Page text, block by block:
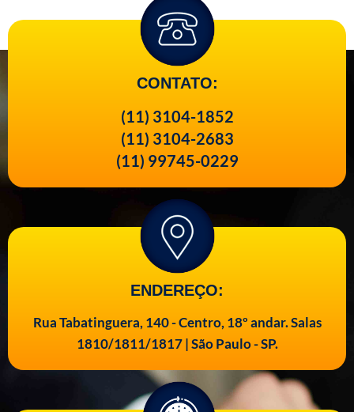
CONTATO:
(11) 3104-1852
(11) 3104-2683
(11) 99745-0229
ENDEREÇO:
Rua Tabatinguera, 140 - Centro, 18º andar. Salas
1810/1811/1817 | São Paulo - SP.